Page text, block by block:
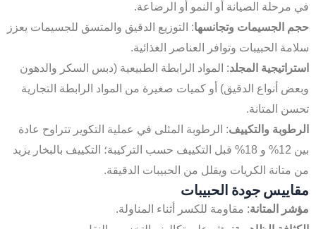
في مرحلة الصيانة أو النمو أو الرضاعة.
حجم الجسيمات وتجانسها: التوزيع الدقيق والمتسق للجسيمات يعزز
سلامة الحبيبات وتوافر العناصر الغذائية.
استراتيجية المجلد: المواد الرابطة الطبيعية (دبس السكر والدهون
وبعض أنواع الدقيق) أو كميات صغيرة من المواد الرابطة التجارية
تحسن المتانة.
الرطوبة والتكييف: الرطوبة المثلى في عملية التكوير تتراوح عادة
بين 12% و 18% قبل التكييف حسب التركيبة؛ التكييف بالبخار يزيد
من متانة الكريات ويقلل من الحبيبات الدقيقة.
مقاييس جودة الحبيبات
مؤشر المتانة: مقاومة للكسر أثناء المناولة.